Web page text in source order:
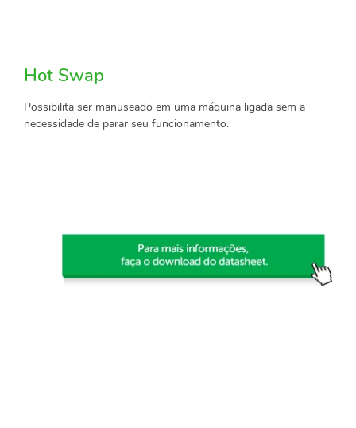
Hot Swap
Possibilita ser manuseado em uma máquina ligada sem a
necessidade de parar seu funcionamento.